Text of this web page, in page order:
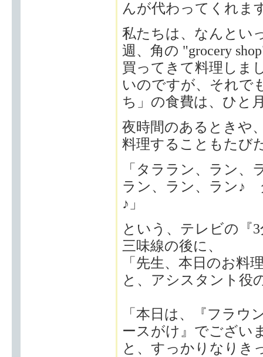
んが代わってくれま
私たちは、なんとい
週、角の "grocery
買ってきて料理しま
いのですが、それで
ち」の食費は、ひと
夜時間のあるときや
料理することもた
「タララン、ラン
ラン、ラン、ラン♪
♪」
という、テレビの『
三味線の後に、
「先生、本日のお料
と、アシスタント役
「本日は、『フラウ
ースがけ』でござい
と、すっかりなりき